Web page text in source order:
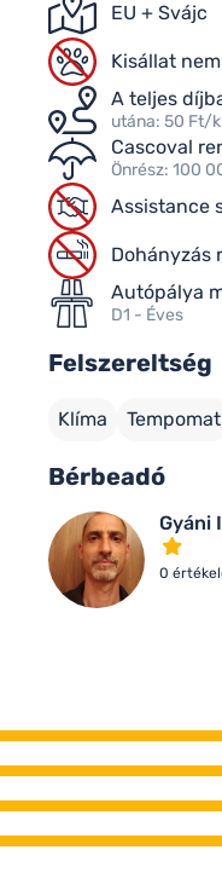
EU + Svájc
Kisállat
A teljes
utána: 50 Ft/
Cascoval
Önrész: 100
Assistance
Dohányzás
Autópálya
D1 - Éves
Felszereltség
Klíma Tempomat
Bérbeadó
Gyáni
0